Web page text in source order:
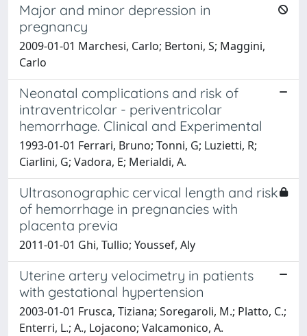
Major and minor depression in
pregnancy
2009-01-01 Marchesi, Carlo; Bertoni, S; Maggini,
Carlo
Neonatal complications and risk of
intraventricolar - periventricolar
hemorrhage. Clinical and Experimental
1993-01-01 Ferrari, Bruno; Tonni, G; Luzietti, R;
Ciarlini, G; Vadora, E; Merialdi, A.
Ultrasonographic cervical length and risk
of hemorrhage in pregnancies with
placenta previa
2011-01-01 Ghi, Tullio; Youssef, Aly
Uterine artery velocimetry in patients
with gestational hypertension
2003-01-01 Frusca, Tiziana; Soregaroli, M.; Platto, C.;
Enterri, L.; A., Lojacono; Valcamonico, A.